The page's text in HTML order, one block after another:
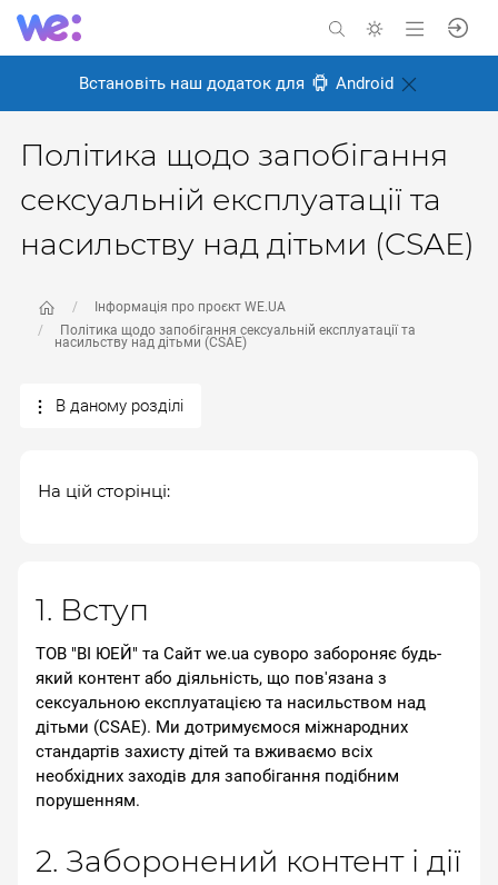
Встановіть наш додаток для Android
Політика щодо запобігання
сексуальній експлуатації та
насильству над дітьми (CSAE)
Інформація про проєкт WE.UA
Політика щодо запобігання сексуальній експлуатації та
насильству над дітьми (CSAE)
В даному розділі
1. Вступ
ТОВ "ВІ ЮЕЙ" та Сайт we.ua суворо забороняє будь-
який контент або діяльність, що пов'язана з
сексуальною експлуатацією та насильством над
дітьми (CSAE). Ми дотримуємося міжнародних
стандартів захисту дітей та вживаємо всіх
необхідних заходів для запобігання подібним
порушенням.
2. Заборонений контент і дії